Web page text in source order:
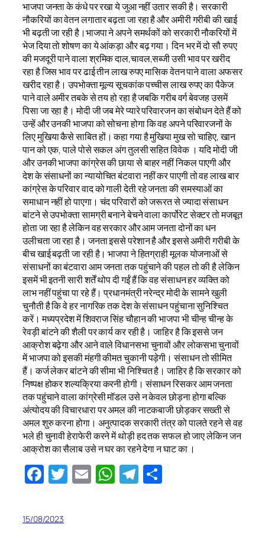
भाजपा जनता के कंधे पर रखा ये जुआ नहीं उतार सकी है। सरकारी
नौकरियों का वेतन लगातार बढ़ता जा रहा है और अमीरी गरीबी की खाई
भी बढ़ती जा रही है।भाजपा ने अपने समर्थकों को सरकारी नौकरियों में
भेज दिया तो शोषण का ये आंकड़ा और बढ़ गया। दिन भर में दो सौ रुपए
की मजदूरी पाने वाला श्रमिक दाल,चावल,सब्जी उसी भाव पर खरीद
रहा है जिस भाव पर ढाई तीन लाख रुपए मासिक वेतन पाने वाला अफसर
खरीद रहा है। उपभोक्ता मूल्य सूचकांक पच्चीस लाख रुपए का पैकेज
पाने वाले अमीर तबके से तय हो रहा है जबकि गरीब वर्ग बेवजह उसमें
पिसा जा रहा है। मोदी जी जब मेरे प्यारे परिवारजन का संबोधन देते हैं को
उन्हें और उनकी भाजपा को सोचना होगा कि वह अपने परिवारजनों के
लिए मुखिया कैसे साबित हों। कहा गया है मुखिया मुख सो चाहिए, खान
पान को एक, पाले पोसे सकल अंग तुलसी सहित विवेक । यदि मोदी जी
और उनकी भाजपा कांग्रेस की छाया से बाहर नहीं निकल पाएगी और
देश के संसाधनों का न्यायोचित बंटवारा नहीं कर पाएगी तो वह लाख बार
कांग्रेस के परिवार वाद को गाली देती रहे जनता की समस्याओं का
समाधान नहीं हो पाएगा। चंद परिवारों को जरूरत से ज्यादा संसाधन
बांटने से उपभोक्ता सामग्री बनाने बेचने वाला कार्पोरेट सेक्टर तो मजबूत
होता जा रहा है लेकिन वह सरकार और आम जनता दोनों का धन
उलीचता जा रहा है। जनता इससे परेशान है और इससे अमीरी गरीबी के
बीच खाई बढ़ती जा रही है। भाजपा ने हितग्राही मूलक योजनाओं से
संसाधनों का बंटवारा आम जनता तक पहुंचाने की पहल तो की है लेकिन
इसमें भी इतनी सारी शर्तें थोप दी गईं हैं कि वह संसाधन हर व्यक्ति को
लाभ नहीं पहुंचा पा रहे हैं। प्रधानमंत्री नरेन्द्र मोदी के सामने खुली
चुनौती है कि वे हर नागरिक तक देश के संसाधन पहुंचाना सुनिश्चित
करें। मध्यप्रदेश में शिवराज सिंह चौहान की भाजपा भी चीन्ह चीन्ह के
रेवड़ी बांटने की शैली पर कार्य कर रही है। जाहिर है कि इससे जन
आक्रोश बढ़ेगा और आने वाले विधानसभा चुनावों और लोकसभा चुनावों
में भाजपा को इसकी मंहगी कीमत चुकानी पड़ेगी। संसाधन तो सीमित
हैं। कर्ज लेकर बांटने की सीमा भी निश्चित है। जाहिर है कि सरकार को
निष्पक्ष होकर शल्यक्रिया करनी होगी। संसाधन रिसकर आम जनता
तक पहुंचाने वाला कांग्रेसी मॉडल उसे न केवल छोड़ना होगा बल्कि
अंत्योदय की विचारधारा पर अमल की नाटकबाजी छोड़कर सख्ती से
अमल शुरु करना होगा। अनुत्पादक सरकारी तंत्र को पालते रहने से वह
भले ही चुनावी हेराफेरी करने में थोड़ी हद तक सफल हो जाए लेकिन जन
आक्रोश का सैलाब उसे न घर का रहने देगा न घाट का ।
Facebook
Twitter
EmailWhatsApp
Telegram
15/08/2023